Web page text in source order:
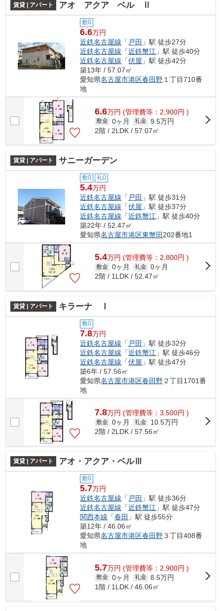
賃貸 | アパート アオ アクア ベル Ⅱ
敷0
6.6万円
近鉄名古屋線 「 戸田 」駅 徒歩27分
近鉄名古屋線 「近鉄蟹江 」駅 徒歩40分
近鉄名古屋線 「伏屋 」駅 徒歩42分
築13年 / 57.07㎡
愛知県名古屋市港区春田野 １丁目710番
地
6.6万円 (管理費等：2,900円 )
敷金 0ヶ月 礼金 9.5万円
2階 / 2LDK / 57.07㎡
賃貸 | アパート サニーガーデン
敷0 礼0
5.4万円
近鉄名古屋線 「 戸田 」駅 徒歩31分
近鉄名古屋線 「伏屋 」駅 徒歩37分
近鉄名古屋線 「近鉄蟹江 」駅 徒歩40分
築22年 / 52.47㎡
愛知県名古屋市港区東蟹田 202番地1
5.4万円 (管理費等：2,800円 )
敷金 0ヶ月 礼金 0ヶ月
2階 / 1LDK / 52.47㎡
賃貸 | アパート キラーナ Ⅰ
敷0
7.8万円
近鉄名古屋線 「 戸田 」駅 徒歩32分
近鉄名古屋線 「近鉄蟹江 」駅 徒歩46分
近鉄名古屋線 「伏屋 」駅 徒歩47分
築6年 / 57.56㎡
愛知県名古屋市港区春田野２丁目1701番
地
7.8万円 (管理費等：3,500円 )
敷金 0ヶ月 礼金
10.5万円
2階 / 2LDK / 57.56㎡
賃貸 | アパート アオ・アクア・ベルⅢ
敷0
5.7万円
近鉄名古屋線 「 戸田 」駅 徒歩36分
近鉄名古屋線 「近鉄蟹江 」駅 徒歩47分
関西本線 「春田 」駅 徒歩55分
築12年 / 46.06㎡
愛知県名古屋市港区春田野３丁目408番
地
5.7万円 (管理費等：2,900円 )
敷金 0ヶ月 礼金 8.5万円
1階 / 1LDK / 46.06㎡